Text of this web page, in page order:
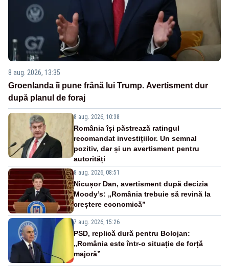
8 aug. 2026, 13:35
Groenlanda îi pune frână lui Trump. Avertisment dur
după planul de foraj
8 aug. 2026, 10:38
România își păstrează ratingul
recomandat investițiilor. Un semnal
pozitiv, dar și un avertisment pentru
autorități
8 aug. 2026, 08:51
Nicușor Dan, avertisment după decizia
Moody’s: „România trebuie să revină la
creștere economică”
7 aug. 2026, 15:26
PSD, replică dură pentru Bolojan:
„România este într-o situație de forță
majoră”